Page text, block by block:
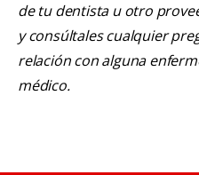
de tu dentista u otro
y consúltales cualquier
relación con alguna
médico.